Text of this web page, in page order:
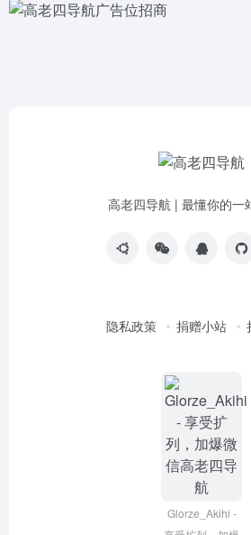
高老四导航 | 最懂你的一
隐私政策 捐赠小站
Glorze_Akihi -